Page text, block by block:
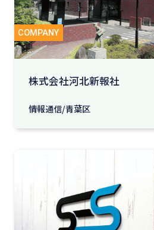
株式会社河北新報社
情報通信/青葉区